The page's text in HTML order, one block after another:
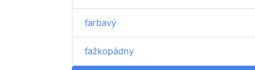
ťarbavý
ťažkopádny